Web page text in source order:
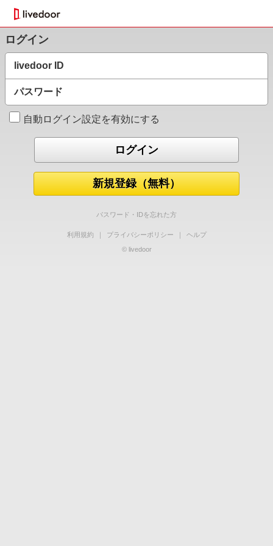
ログイン
livedoor ID
パスワード
自動ログイン設定を有効にする
新規登録（無料）
パスワード・IDを忘れた方
利用規約 ｜ プライバシーポリシー ｜
ヘルプ
© livedoor